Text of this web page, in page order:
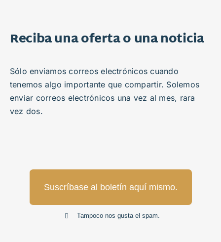
Reciba una oferta o una noticia
Sólo enviamos correos electrónicos cuando
tenemos algo importante que compartir. Solemos
enviar correos electrónicos una vez al mes, rara
vez dos.
Suscríbase al boletín aquí mismo.
Tampoco nos gusta el spam.